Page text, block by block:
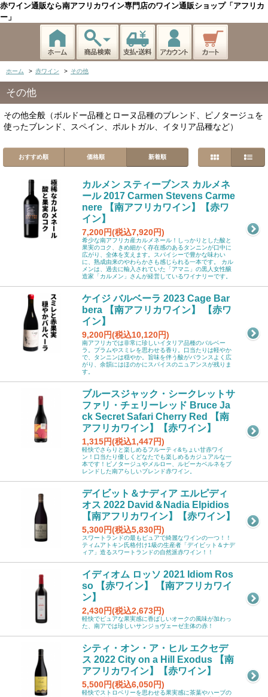
赤ワイン通販なら南アフリカワイン専門店のワイン通販ショップ「アフリカ
ー」
ホーム > 赤ワイン > その他
その他
その他全般（ボルドー品種とローヌ品種のブレンド、ピノタージュを
使ったブレンド、スペイン、ポルトガル、イタリア品種など）
おすすめ順 価格順 新着順
カルメン スティーブンス カルメネ
ール 2017 Carmen Stevens Carme
nere 【南アフリカワイン】【赤ワ
イン】
7,200円(税込7,920円)
希少な南アフリカ産カルメネール！しっかりとした酸と
果実のコク、きめ細かく存在感のあるタンニンが口中に
広がり、全体を支えます。スパイシーで豊かな味わい
に、熟成由来のやわらかさも感じられる一本です。 カル
メンは、過去に輸入されていた「アマニ」の黒人女性醸
造家「カルメン」さんが経営しているワイナリーです。
ケイジ バルベーラ 2023 Cage Bar
bera 【南アフリカワイン】 【赤ワ
イン】
9,200円(税込10,120円)
南アフリカでは非常に珍しいイタリア品種のバルベー
ラ。プラムやスミレを思わせる香り。口当たりは軽やか
で、タンニンは穏やか。旨味を伴う酸がバランスよく広
がり、余韻にはほのかにスパイスのニュアンスが残りま
す。
ブルースジャック・シークレットサ
ファリ・チェリーレッド Bruce Ja
ck Secret Safari Cherry Red 【南
アフリカワイン】【赤ワイン】
1,315円(税込1,447円)
軽快でさらりと楽しめるフルーティ&ちょい甘赤ワイ
ン！口当たり優しくどなたでも楽しめるカジュアルな一
本です！ピノタージュやメルロー、ルビーカベルネをブ
レンドした南アらしいブレンド赤ワイン。
デイビット＆ナディア エルピディ
オス 2022 David＆Nadia Elpidios
【南アフリカワイン】【赤ワイン】
5,300円(税込5,830円)
スワートランドの最もピュアで綺麗なワインの一つ！！
ティムアトキン氏格付け1級の生産者「デイビット＆ナデ
ィア」造るスワートランドの自然派赤ワイン！！
イディオム ロッソ 2021 Idiom Ros
so 【赤ワイン】 【南アフリカワイ
ン】
2,430円(税込2,673円)
軽快でピュアな果実感に香ばしいオークの風味が加わっ
た、南アでは珍しいサンジョヴェーゼ主体の赤！
シティ・オン・ア・ヒル エクセデ
ス 2022 City on a Hill Exodus 【南
アフリカワイン】【赤ワイン】
5,500円(税込6,050円)
軽快でストロベリーを思わせる果実感に茶葉やハーブの